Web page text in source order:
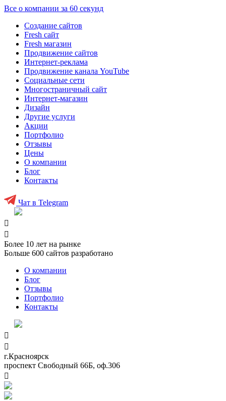
Все о компании за 60 секунд
Создание сайтов
Fresh сайт
Fresh магазин
Продвижение сайтов
Интернет-реклама
Продвижение канала YouTube
Социальные сети
Многостраничный сайт
Интернет-магазин
Дизайн
Другие услуги
Акции
Портфолио
Отзывы
Цены
О компании
Блог
Контакты
Чат в Telegram


Более 10 лет на рынке
Больше 600 сайтов разработано
О компании
Блог
Отзывы
Портфолио
Контакты


г.Красноярск
проспект Свободный 66Б, оф.306
